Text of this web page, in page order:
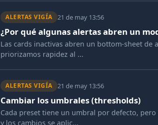
ALERTAS VIGÍA 21 de may 13:56
¿Por qué algunas alertas abren un
Las cards inactivas abren un bottom-sheet de
priorizamos rapidez al ...
ALERTAS VIGÍA 21 de may 13:56
Cambiar los umbrales (thresholds)
Cada preset tiene un umbral por defecto,
y los cambios se aplic...